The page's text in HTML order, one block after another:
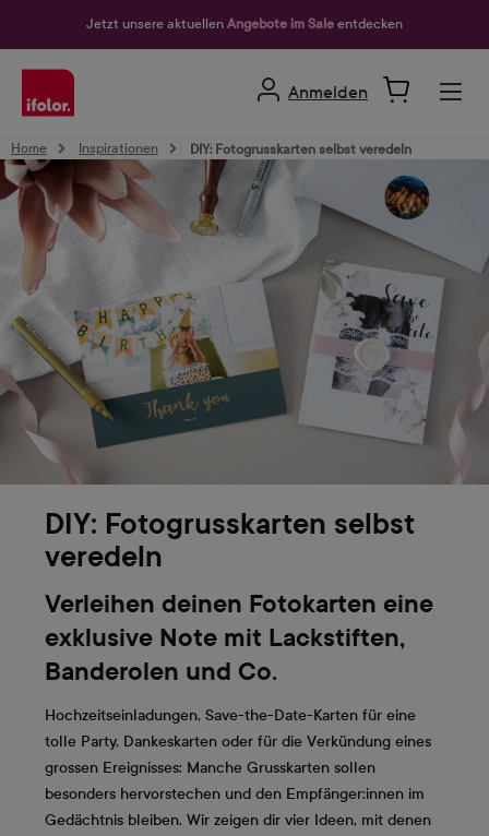
Jetzt unsere aktuellen Angebote im Sale entdecken
Anmelden
Home Inspirationen DIY: Fotogrusskarten selbst veredeln
DIY: Fotogrusskarten selbst
veredeln
Verleihen deinen Fotokarten eine
exklusive Note mit Lackstiften,
Banderolen und Co.
Hochzeitseinladungen, Save-the-Date-Karten für eine
tolle Party, Dankeskarten oder für die Verkündung eines
grossen Ereignisses: Manche Grusskarten sollen
besonders hervorstechen und den Empfänger:innen im
Gedächtnis bleiben. Wir zeigen dir vier Ideen, mit denen